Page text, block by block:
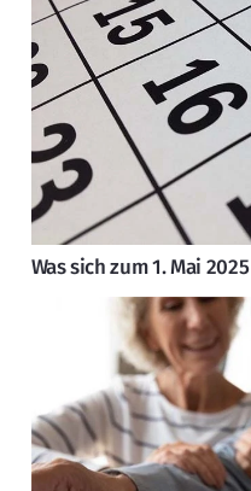
Was sich zum 1. Mai